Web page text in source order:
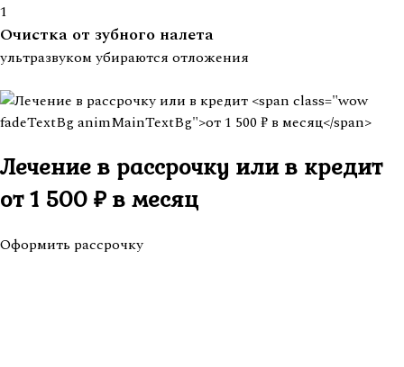
1
Очистка от зубного налета
ультразвуком убираются отложения
Лечение в рассрочку или в кредит
от 1 500 ₽ в месяц
Оформить рассрочку